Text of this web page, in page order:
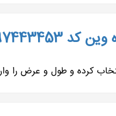
کرده و طول و عرض را